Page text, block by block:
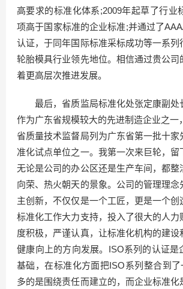
高要求的标准化体系;2009年起草了行业
项高于国家标准的企业标准;并通过了
认证，于同年国际标准采标成功等一系列
轮胎模具行业领先地位。相信通过贵公司
着更高层次推进发展。
最后，省质监局标准化处张定康副处
作为广东省规模较大的先进制造企业之一
省质量技术监督局列为广东省第一批十家
准化试点单位之一。我第一次来巨轮，留
无论是公司的办公区还是生产车间，都整
向荣、热火朝天的景象。公司的管理理念
主创新，不仅仅是一个工匠，更是一个
标准化工作大力支持，投入了很大的人力
度积极，严谨认真，让标准化机构的建设
健康向上的方向发展。ISO系列的认证是
基础，在标准化方面把ISO系列整合到
多的是围绕责任而建立的，而企业标准